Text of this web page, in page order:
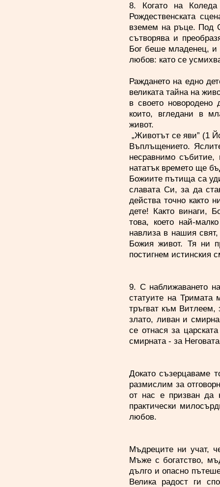
8. Когато на
Рождественската
вземем на ръце. Под
сътворява и
Бог беше младенец, и
любов: като се
Раждането на едно
великата тайна на
в своето
които, вгледани в
живот.
„Животът се яви” (1
Въплъщението.
несравнимо събитие,
нататък времето ще
Божиите пътища са
славата Си, за да
действа точно както
дете! Както винаги,
това, което най-
навлиза в нашия
Божия живот. Тя ни
постигнем истинския
9. С наближаването
статуите на Тримата
тръгват към Витлеем,
злато, ливан и
се отнася за
смирната - за
Докато съзерцаваме
размислим за
от нас е призван да
практически
любов.
Мъдреците ни учат,
Мъже с богатство,
дълго и опасно
Велика радост ги